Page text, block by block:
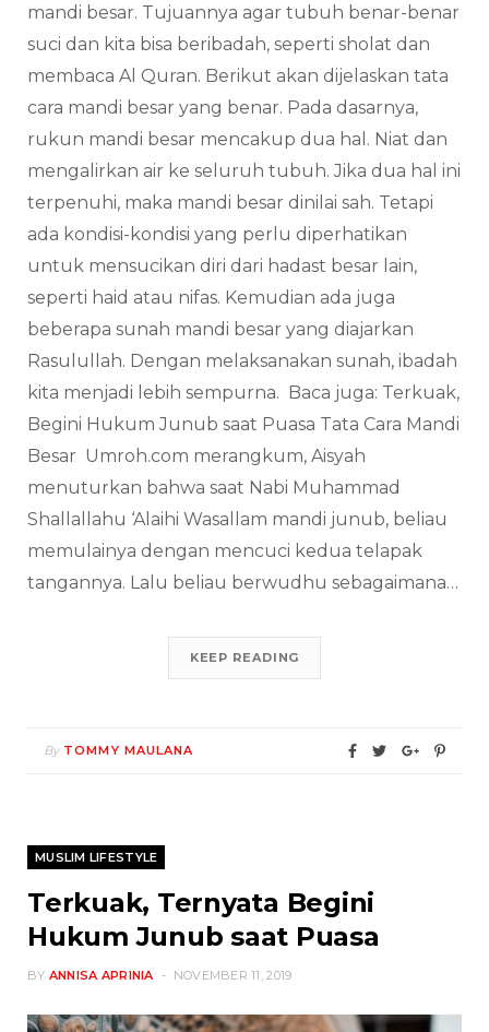
mandi besar. Tujuannya agar tubuh benar-benar
suci dan kita bisa beribadah, seperti sholat dan
membaca Al Quran. Berikut akan dijelaskan tata
cara mandi besar yang benar. Pada dasarnya,
rukun mandi besar mencakup dua hal. Niat dan
mengalirkan air ke seluruh tubuh. Jika dua hal ini
terpenuhi, maka mandi besar dinilai sah. Tetapi
ada kondisi-kondisi yang perlu diperhatikan
untuk mensucikan diri dari hadast besar lain,
seperti haid atau nifas. Kemudian ada juga
beberapa sunah mandi besar yang diajarkan
Rasulullah. Dengan melaksanakan sunah, ibadah
kita menjadi lebih sempurna. Baca juga: Terkuak,
Begini Hukum Junub saat Puasa Tata Cara Mandi
Besar Umroh.com merangkum, Aisyah
menuturkan bahwa saat Nabi Muhammad
Shallallahu ‘Alaihi Wasallam mandi junub, beliau
memulainya dengan mencuci kedua telapak
tangannya. Lalu beliau berwudhu sebagaimana…
KEEP READING
By TOMMY MAULANA
MUSLIM LIFESTYLE
Terkuak, Ternyata Begini
Hukum Junub saat Puasa
BY ANNISA APRINIA NOVEMBER 11, 2019